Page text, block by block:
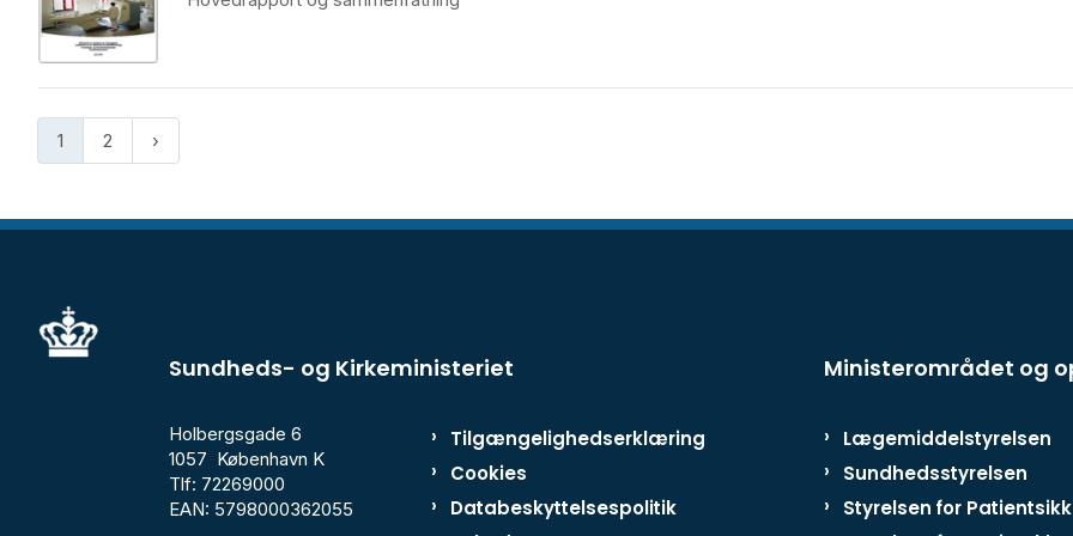
1 2
Sundheds- og Kirkeministeriet Ministerområdet og
Holbergsgade 6
1057 København K
Tlf: 72269000
EAN: 5798000362055
Tilgængelighedserklæring
Cookies
Databeskyttelsespolitik
Lægemiddelstyrelsen
Sundhedsstyrelsen
Styrelsen for